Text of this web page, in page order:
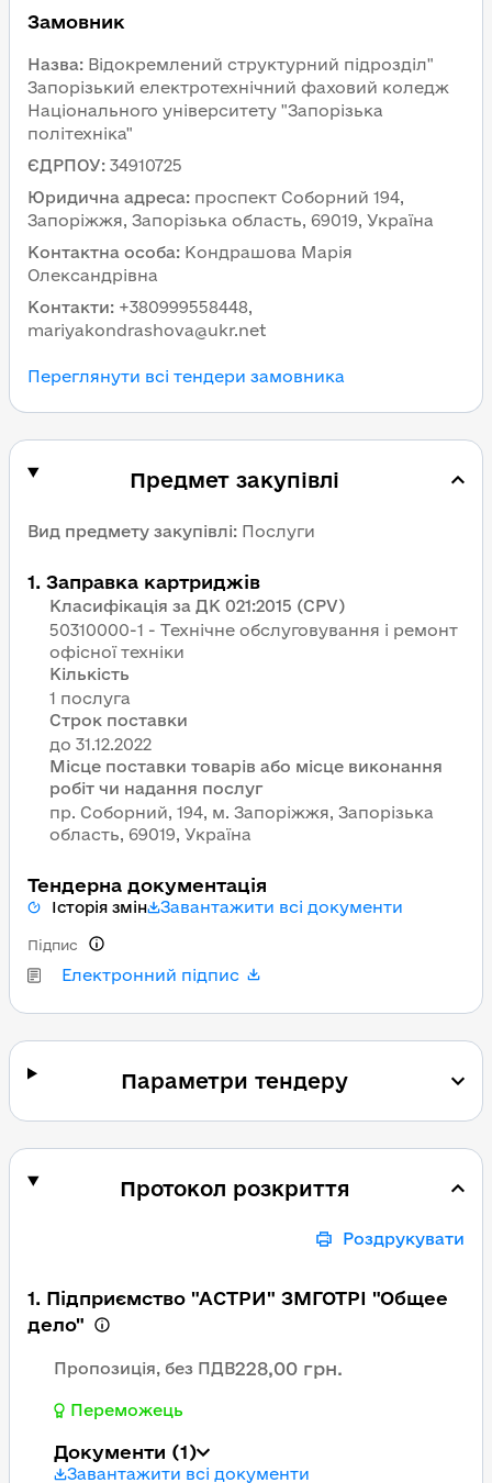
Замовник
Назва: Відокремлений структурний підрозділ"
Запорізький електротехнічний фаховий коледж
Національного університету "Запорізька
політехніка"
ЄДРПОУ: 34910725
Юридична адреса: проспект Соборний 194,
Запоріжжя, Запорізька область, 69019, Україна
Контактна особа: Кондрашова Марія
Олександрівна
Контакти: +380999558448,
mariyakondrashova@ukr.net
Переглянути всі тендери замовника
Предмет закупівлі
Вид предмету закупівлі: Послуги
1. Заправка картриджів
Класифікація за ДК 021:2015 (CPV)
50310000-1 - Технічне обслуговування і ремонт
офісної техніки
Кількість
1 послуга
Строк поставки
Місце поставки товарів або місце виконання
робіт чи надання послуг
пр. Соборний, 194, м. Запоріжжя, Запорізька
область, 69019, Україна
Тендерна документація
Історія змін Завантажити всі документи
Електронний підпис
Підпис
Параметри тендеру
Протокол розкриття
Роздрукувати
1. Підприємство "АСТРИ" ЗМГОТРІ "Общее
дело"
Пропозиція, без ПДВ228,00 грн.
Переможець
Документи (1)
Завантажити всі документи